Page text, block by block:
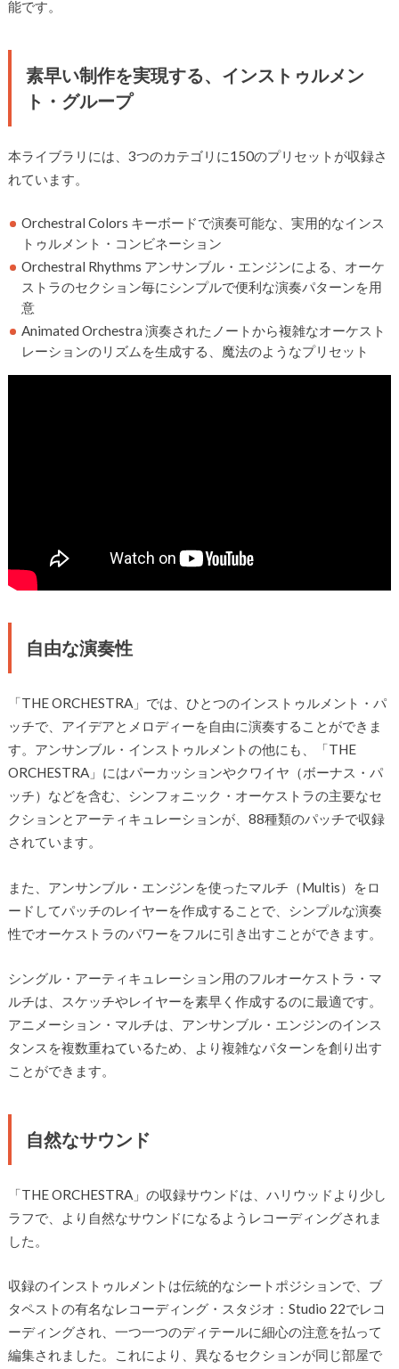
能です。
素早い制作を実現する、インストゥルメン
ト・グループ
本ライブラリには、3つのカテゴリに150のプリセットが収録さ
れています。
Orchestral Colors キーボードで演奏可能な、実用的なインス
トゥルメント・コンビネーション
Orchestral Rhythms アンサンブル・エンジンによる、オーケ
ストラのセクション毎にシンプルで便利な演奏パターンを用
意
Animated Orchestra 演奏されたノートから複雑なオーケスト
レーションのリズムを生成する、魔法のようなプリセット
自由な演奏性
「THE ORCHESTRA」では、ひとつのインストゥルメント・パ
ッチで、アイデアとメロディーを自由に演奏することができま
す。アンサンブル・インストゥルメントの他にも、「THE
ORCHESTRA」にはパーカッションやクワイヤ（ボーナス・パ
ッチ）などを含む、シンフォニック・オーケストラの主要なセ
クションとアーティキュレーションが、88種類のパッチで収録
されています。
また、アンサンブル・エンジンを使ったマルチ（Multis）をロ
ードしてパッチのレイヤーを作成することで、シンプルな演奏
性でオーケストラのパワーをフルに引き出すことができます。
シングル・アーティキュレーション用のフルオーケストラ・マ
ルチは、スケッチやレイヤーを素早く作成するのに最適です。
アニメーション・マルチは、アンサンブル・エンジンのインス
タンスを複数重ねているため、より複雑なパターンを創り出す
ことができます。
自然なサウンド
「THE ORCHESTRA」の収録サウンドは、ハリウッドより少し
ラフで、より自然なサウンドになるようレコーディングされま
した。
収録のインストゥルメントは伝統的なシートポジションで、ブ
タペストの有名なレコーディング・スタジオ：Studio 22でレコ
ーディングされ、一つ一つのディテールに細心の注意を払って
編集されました。これにより、異なるセクションが同じ部屋で